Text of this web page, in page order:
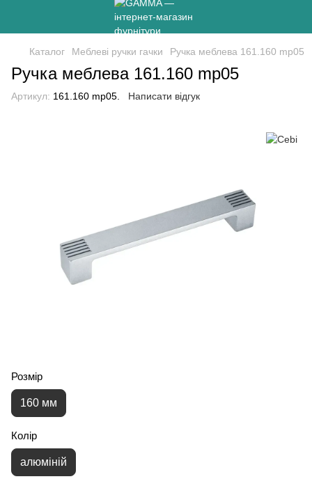
Каталог Меблеві ручки гачки Ручка меблева 161.160 mp05
Ручка меблева 161.160 mp05
Артикул: 161.160 mp05. Написати відгук
Розмір
160 мм
Колір
алюміній